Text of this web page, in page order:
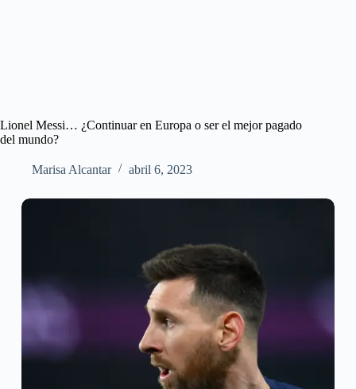
Lionel Messi… ¿Continuar en Europa o ser el mejor pagado
del mundo?
Marisa Alcantar abril 6, 2023